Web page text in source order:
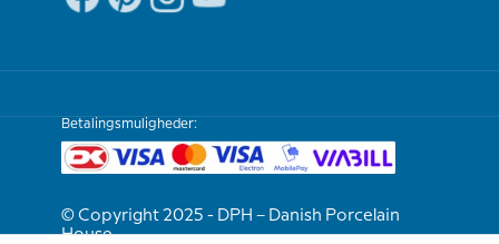
Betalingsmuligheder:
© Copyright 2025 - DPH – Danish Porcelain
House